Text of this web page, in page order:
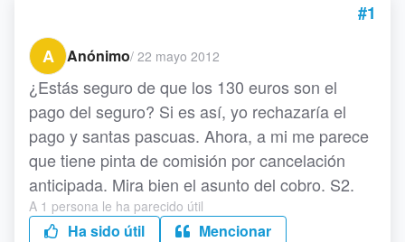
#1
A
Anónimo/ 22 mayo 2012
¿Estás seguro de que los 130 euros son el
pago del seguro? Si es así, yo rechazaría el
pago y santas pascuas. Ahora, a mi me parece
que tiene pinta de comisión por cancelación
anticipada. Mira bien el asunto del cobro. S2.
A 1 persona le ha parecido útil
Ha sido útil Mencionar